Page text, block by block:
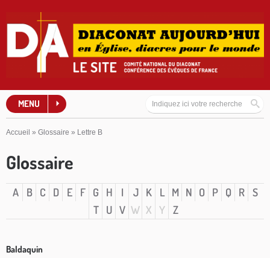
MENU
Accueil » Glossaire » Lettre B
Glossaire
A B C D E F G H I J K L M N O P Q R S
T
U V W X Y Z
Baldaquin